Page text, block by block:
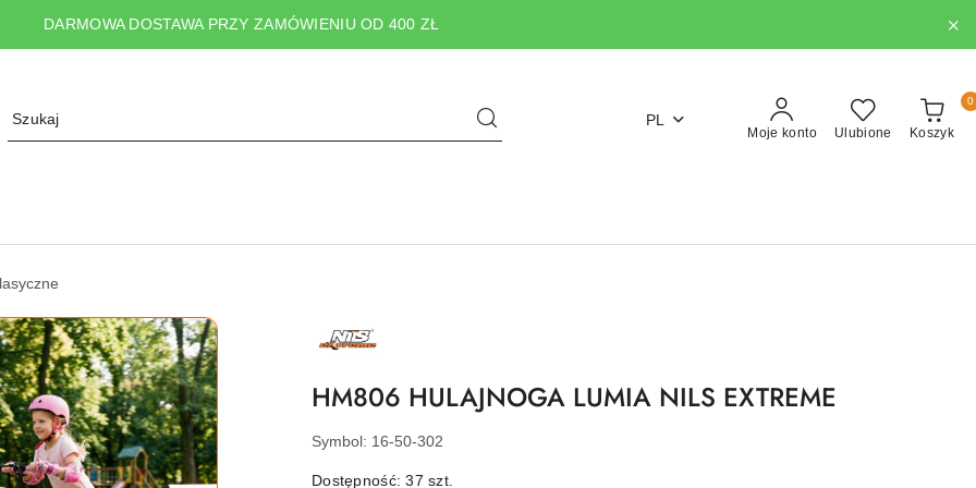
DARMOWA DOSTAWA PRZY ZAMÓWIENIU OD 400 ZŁ
PL
Moje konto Ulubione Koszyk
0
PRODUCENTA:
NILS
HM806 HULAJNOGA LUMIA NILS EXTREME
Symbol: 16-50-302
Dostępność:37szt.